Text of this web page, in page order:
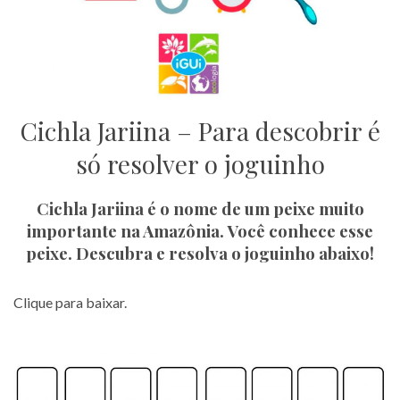
Cichla Jariina – Para descobrir é
só resolver o joguinho
Cichla Jariina é o nome de um peixe muito
importante na Amazônia. Você conhece esse
peixe. Descubra e resolva o joguinho abaixo!
Clique para baixar.